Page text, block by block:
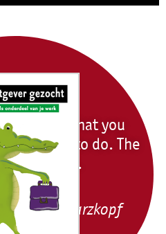
matter is that you
thing to do. The
is doing it.
Schwarzkopf